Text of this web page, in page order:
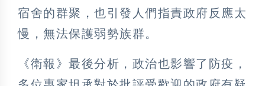
宿舍的群聚，也引發人們指責政府反應太
慢，無法保護弱勢族群。
《衛報》最後分析，政治也影響了防疫，